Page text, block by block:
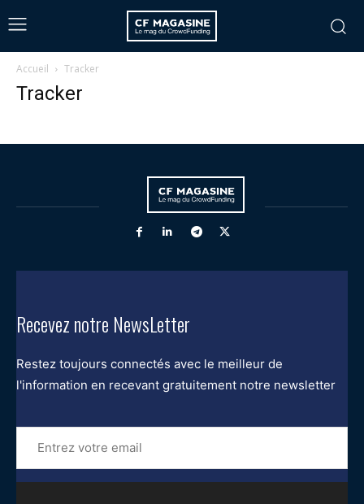
Accueil Tracker
Tracker
Recevez notre NewsLetter
Restez toujours connectés avec le meilleur de
l'information en recevant gratuitement notre newsletter
Entrez
votre
email